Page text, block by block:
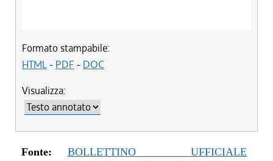
Formato stampabile:
HTML- PDF - DOC
Visualizza:
Fonte:
BOLLETTINO UFFICIALE